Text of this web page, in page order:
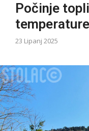
Počinje
23 Lipanj 2025